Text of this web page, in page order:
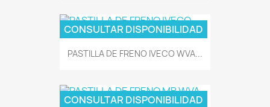
PASTILLA DE FRENO IVECO WVA...
CONSULTAR DISPONIBILIDAD
CONSULTAR DISPONIBILIDAD